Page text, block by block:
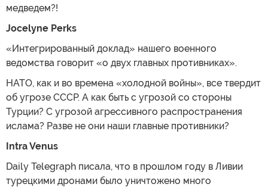
медведем?!
Jocelyne Perks
«Интегрированный доклад» нашего военного
ведомства говорит «о двух главных противниках».
НАТО, как и во времена «холодной войны», все твердит
об угрозе СССР. А как быть с угрозой со стороны
Турции? С угрозой агрессивного распространения
ислама? Разве не они наши главные противники?
Intra Venus
Daily Telegraph писала, что в прошлом году в Ливии
турецкими дронами было уничтожено много